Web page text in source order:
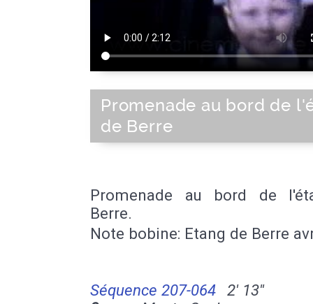
Promenade au bord de
de Berre
Promenade au bord de
Berre.
Note bobine: Etang de Berre
Séquence 207-064
2' 13''